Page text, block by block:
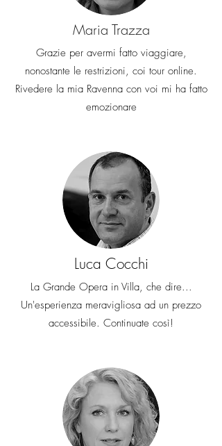
Maria Trazza
Grazie per avermi fatto viaggiare,
nonostante le restrizioni, coi tour online.
Rivedere la mia Ravenna con voi mi ha fatto
emozionare
Luca Cocchi
La Grande Opera in Villa, che dire...
Un'esperienza meravigliosa ad un prezzo
accessibile. Continuate così!